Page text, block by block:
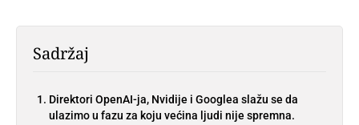
Sadržaj
Direktori OpenAI-ja, Nvidije i Googlea slažu se da
ulazimo u fazu za koju većina ljudi nije spremna.